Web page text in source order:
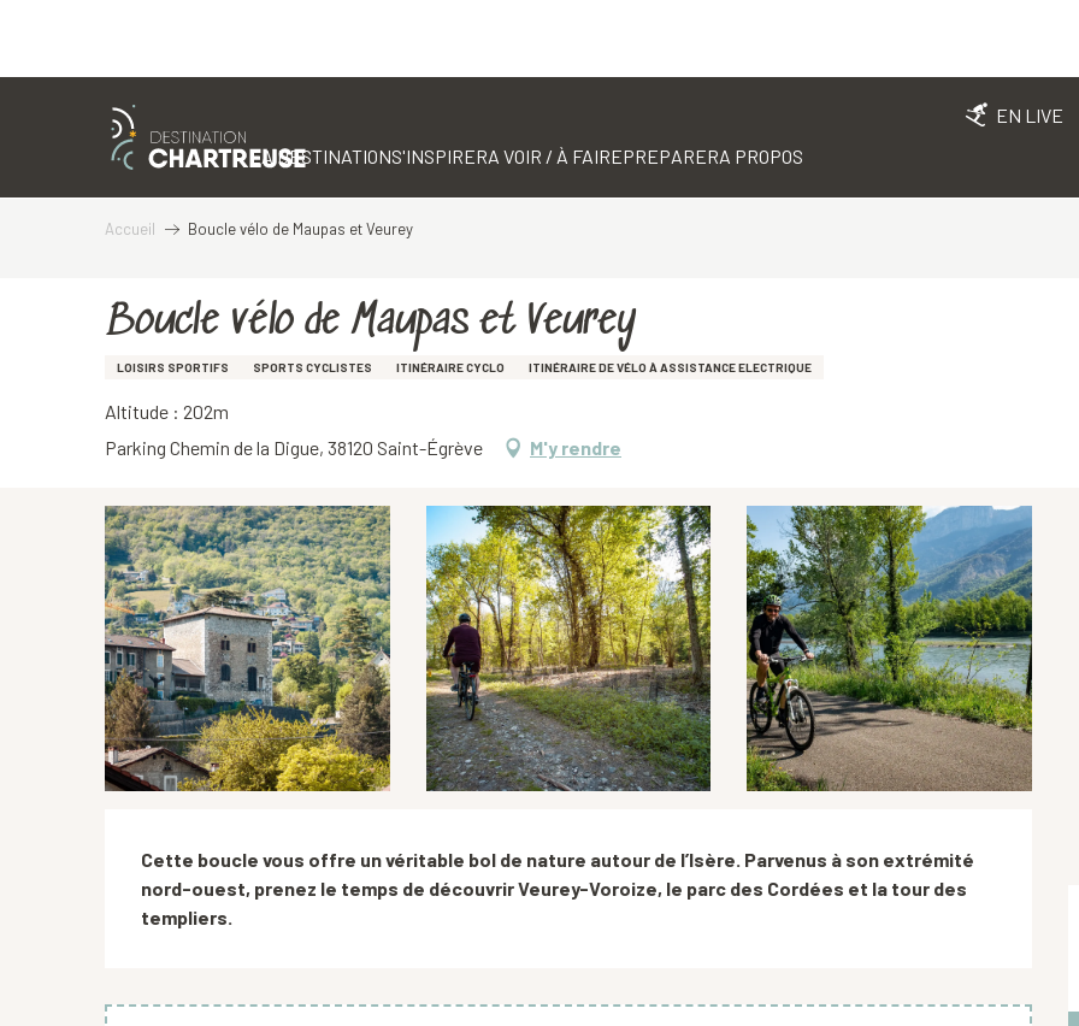
EN LIVE
LA DESTINATIONS'INSPIRERA VOIR / À FAIREPREPARERA PROPOS
Accueil Boucle vélo de Maupas et Veurey
Boucle vélo de Maupas et Veurey
LOISIRS SPORTIFS SPORTS CYCLISTES ITINÉRAIRE CYCLO ITINÉRAIRE DE VÉLO À ASSISTANCE ELECTRIQUE
Altitude : 202m
Parking Chemin de la Digue, 38120 Saint-Égrève
M'y rendre
Description
Cette boucle vous offre un véritable bol de nature autour de l’Isère. Parvenus à son extrémité
nord-ouest, prenez le temps de découvrir Veurey-Voroize, le parc des Cordées et la tour des
templiers.